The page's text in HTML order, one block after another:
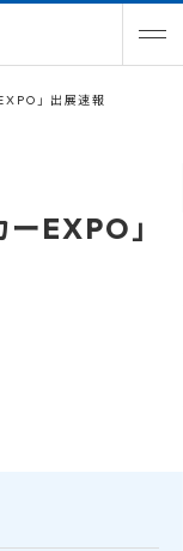
」 出展速報
ーEXPO」